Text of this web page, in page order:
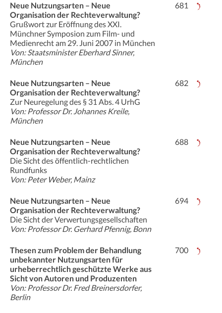
Neue Nutzungsarten – Neue
Organisation der Rechteverwaltung?
Grußwort zur Eröffnung des XXI.
Münchner Symposion zum Film- und
Medienrecht am 29. Juni 2007 in München
Von: Staatsminister Eberhard Sinner,
München
681
Neue Nutzungsarten – Neue
Organisation der Rechteverwaltung?
Zur Neuregelung des § 31 Abs. 4 UrhG
Von: Professor Dr. Johannes Kreile,
München
682
Neue Nutzungsarten – Neue
Organisation der Rechteverwaltung?
Die Sicht des öffentlich-rechtlichen
Rundfunks
Von: Peter Weber, Mainz
688
Neue Nutzungsarten – Neue
Organisation der Rechteverwaltung?
Die Sicht der Verwertungsgesellschaften
Von: Professor Dr. Gerhard Pfennig, Bonn
694
Thesen zum Problem der Behandlung
unbekannter Nutzungsarten für
urheberrechtlich geschützte Werke aus
Sicht von Autoren und Produzenten
Von: Professor Dr. Fred Breinersdorfer,
Berlin
700